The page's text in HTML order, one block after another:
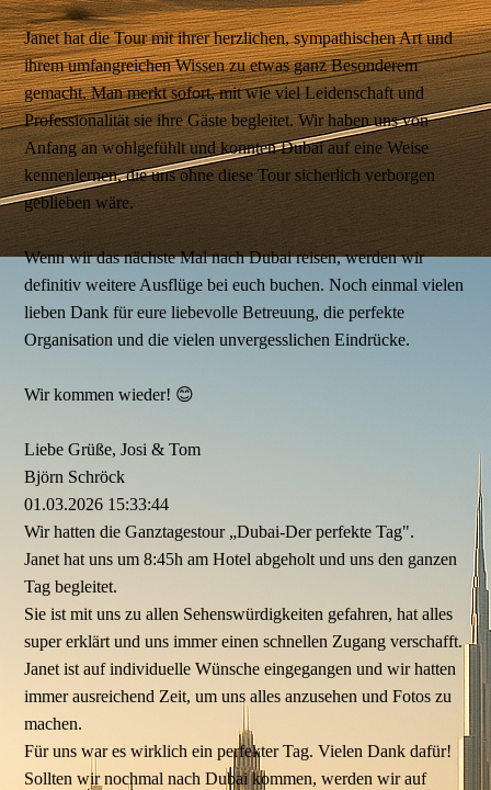
Janet hat die Tour mit ihrer herzlichen, sympathischen Art und
ihrem umfangreichen Wissen zu etwas ganz Besonderem
gemacht. Man merkt sofort, mit wie viel Leidenschaft und
Professionalität sie ihre Gäste begleitet. Wir haben uns von
Anfang an wohlgefühlt und konnten Dubai auf eine Weise
kennenlernen, die uns ohne diese Tour sicherlich verborgen
geblieben wäre.
Wenn wir das nächste Mal nach Dubai reisen, werden wir
definitiv weitere Ausflüge bei euch buchen. Noch einmal vielen
lieben Dank für eure liebevolle Betreuung, die perfekte
Organisation und die vielen unvergesslichen Eindrücke.
Wir kommen wieder! 😊
Liebe Grüße, Josi & Tom
Björn Schröck
01.03.2026 15:33:44
Wir hatten die Ganztagestour „Dubai-Der perfekte Tag".
Janet hat uns um 8:45h am Hotel abgeholt und uns den ganzen
Tag begleitet.
Sie ist mit uns zu allen Sehenswürdigkeiten gefahren, hat alles
super erklärt und uns immer einen schnellen Zugang verschafft.
Janet ist auf individuelle Wünsche eingegangen und wir hatten
immer ausreichend Zeit, um uns alles anzusehen und Fotos zu
machen.
Für uns war es wirklich ein perfekter Tag. Vielen Dank dafür!
Sollten wir nochmal nach Dubai kommen, werden wir auf